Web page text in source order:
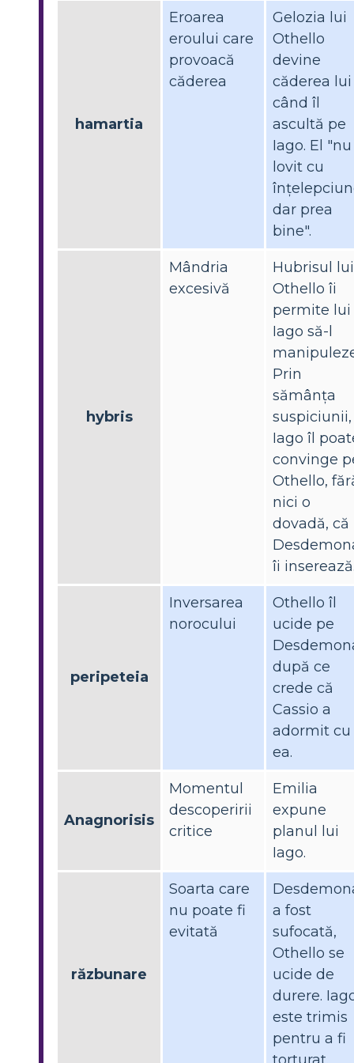
hamartia
Eroarea
eroului care
provoacă
căderea
Gelozia lui
Othello
devine
căderea lui
când îl
ascultă pe
Iago. El
lovit cu
dar prea
bine".
hybris
Mândria
excesivă
Hubrisul lui
Othello îi
permite lui
Iago să-l
Prin
sămânța
suspiciunii,
Iago îl
convinge
Othello,
nici o
dovadă, că
îi
peripeteia
Inversarea
norocului
Othello îl
ucide pe
după ce
crede că
Cassio a
adormit cu
ea.
Anagnorisis
Momentul
descoperirii
critice
Emilia
expune
planul lui
Iago.
răzbunare
Soarta care
nu poate fi
evitată
a fost
sufocată,
Othello se
ucide de
durere.
este trimis
pentru a fi